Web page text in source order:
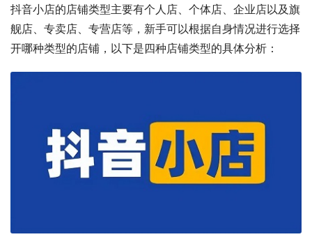
抖音小店的店铺类型主要有个人店、个体店、企业店以及旗
舰店、专卖店、专营店等，新手可以根据自身情况进行选择
开哪种类型的店铺，以下是四种店铺类型的具体分析：